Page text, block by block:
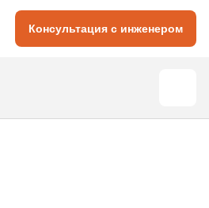
Консультация с инженером